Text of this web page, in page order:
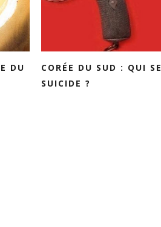
DU
CORÉE DU SUD : QUI SE
SUICIDE ?